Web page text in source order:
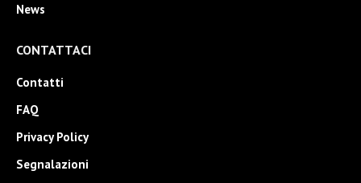
News
CONTATTACI
Contatti
FAQ
Privacy Policy
Segnalazioni